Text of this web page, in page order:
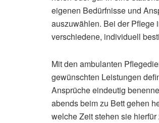
eigenen Bedürfnisse und
auszuwählen. Bei der Pflege
verschiedene, individuell
Mit den ambulanten
gewünschten Leistungen
Ansprüche eindeutig
abends beim zu Bett gehen
welche Zeit stehen sie